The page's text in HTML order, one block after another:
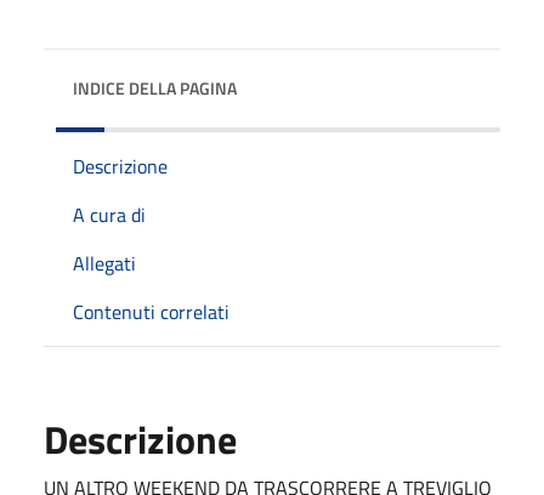
INDICE DELLA PAGINA
Descrizione
A cura di
Allegati
Contenuti correlati
Descrizione
UN ALTRO WEEKEND DA TRASCORRERE A TREVIGLIO